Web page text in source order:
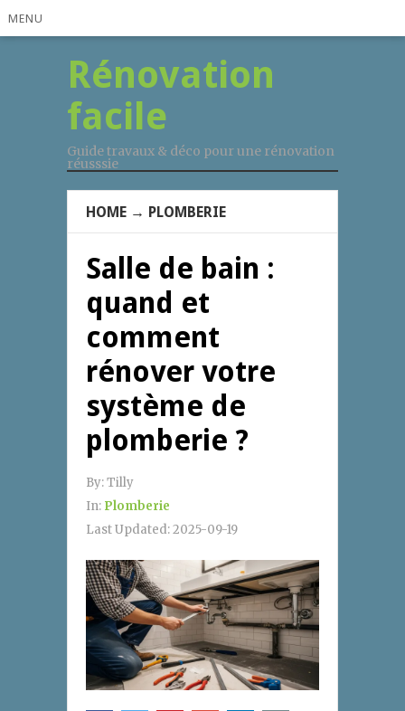
MENU
Rénovation
facile
Guide travaux & déco pour une rénovation
réusssie
HOME → PLOMBERIE
Salle de bain :
quand et
comment
rénover votre
système de
plomberie ?
By:Tilly
In: Plomberie
Last Updated:2025-09-19